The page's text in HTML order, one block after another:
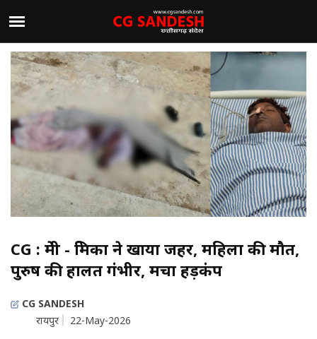
CG : प्रेमी - प्रेमिका ने खाया जहर, महिला की मौत,
पुरुष की हालत गंभीर, मचा हड़कंप
CG SANDESH
रायपुर
22-May-2026